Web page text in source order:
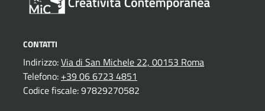
CONTATTI
Indirizzo:Via di San Michele 22, 00153 Roma
Telefono: +39 06 6723 4851
Codice fiscale: 97829270582